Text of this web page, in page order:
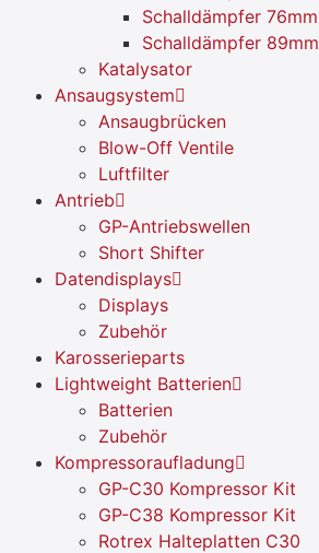
Schalldämpfer 76mm
Schalldämpfer 89mm
Katalysator
Ansaugsystem
Ansaugbrücken
Blow-Off Ventile
Luftfilter
Antrieb
GP-Antriebswellen
Short Shifter
Datendisplays
Displays
Zubehör
Karosserieparts
Lightweight Batterien
Batterien
Zubehör
Kompressoraufladung
GP-C30 Kompressor Kit
GP-C38 Kompressor Kit
Rotrex Halteplatten C30